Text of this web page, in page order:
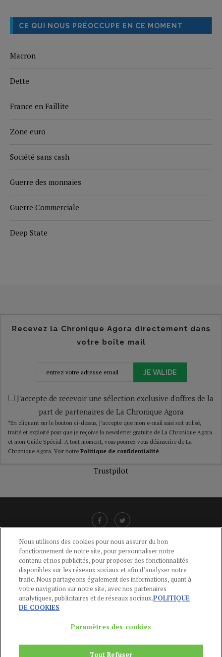
CE QUI NOUS PRÉOCCUPE EN CE MOMENT
Macron
Dette
France en Faillite
Zone euro
Société sans cash
Guerre des monnaies
Guerre Commerciale
Deep State
Recevez la Chronique Agora directement dans
votre boîte mail
JE VALIDE
J'accepte de recevoir une sélection exclusive d'offres de la
part de partenaires de La Chronique Agora
*En cliquant sur le bouton ci-dessus, j’accepte que mon e-mail saisi soit utilisé,
traité et exploité pour que je reçoive la newsletter gratuite de La Chronique Agora
et mon Guide Spécial. A tout moment, vous pourrez vous désinscrire de La
Chronique Agora. Voir notre Politique de confidentialité.
Trustpilot
LIENS UTILES
CGU-POLITIQUE DE CONFIDENTIALITÉ -POLITIQUE DES COOKIES
MENTIONS LÉGALES -AIDE
CONTACT
Du Lundi au Vendredi, 9h-13h et 14h-17h
Nous utilisons des cookies pour nous assurer du bon
fonctionnement de notre site, pour personnaliser notre
contenu et nos publicités, pour proposer des fonctionnalités
disponibles sur les réseaux sociaux et afin d’analyser notre
trafic. Nous partageons également des informations, quant à
votre navigation sur notre site, avec nos partenaires
analytiques, publicitaires et de réseaux sociaux.POLITIQUE
DE COOKIES
Paramètres des cookies
Tout Refuser